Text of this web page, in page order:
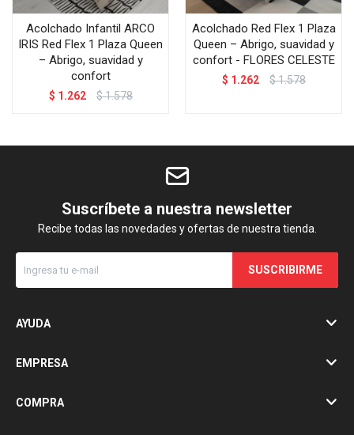
Acolchado Infantil ARCO
IRIS Red Flex 1 Plaza Queen
– Abrigo, suavidad y
confort
$ 1.262 $1.578
Acolchado Red Flex 1 Plaza
Queen – Abrigo, suavidad y
confort - FLORES CELESTE
$ 1.262 $1.578
Suscríbete a nuestra newsletter
Recibe todas las novedades y ofertas de nuestra tienda.
SUSCRIBIRME
AYUDA
EMPRESA
COMPRA